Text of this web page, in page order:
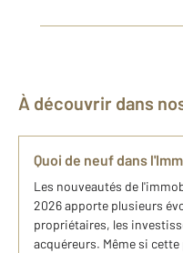
À découvrir dans
Quoi de neuf dans
Les nouveautés de
2026 apporte plusieurs
propriétaires, les
acquéreurs. Même si